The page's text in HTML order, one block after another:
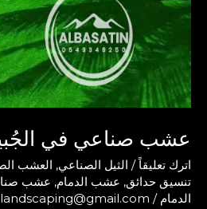
عشب صناعي في
اترك تعليقاً / الثيل الصناعي, العشب
تنسيق حدائق, عشب الدمام, عشب
الدمام /